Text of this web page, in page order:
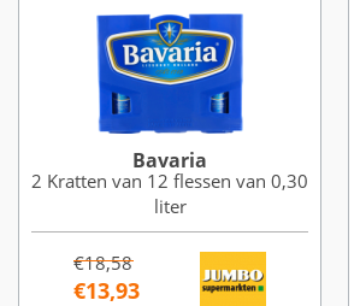
Bavaria
2 Kratten van 12 flessen van 0,30
liter
€18,58
€13,93